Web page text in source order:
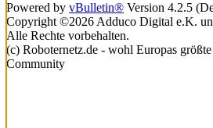
Powered by vBulletin® Version 4.2.5
Copyright ©2026 Adduco Digital e.K.
Alle Rechte vorbehalten.
(c) Roboternetz.de - wohl Europas
Community